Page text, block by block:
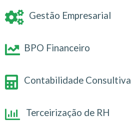
Gestão Empresarial
BPO Financeiro
Contabilidade Consultiva
Terceirização de RH